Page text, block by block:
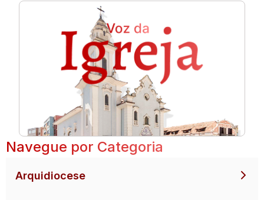
Navegue por Categoria
Arquidiocese